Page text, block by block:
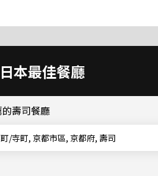
本最佳餐廳
壽司餐廳
條河原町/寺町, 京都市區, 京都府, 壽司